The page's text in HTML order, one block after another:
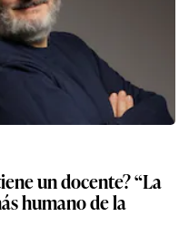
un docente? “La
humano de la